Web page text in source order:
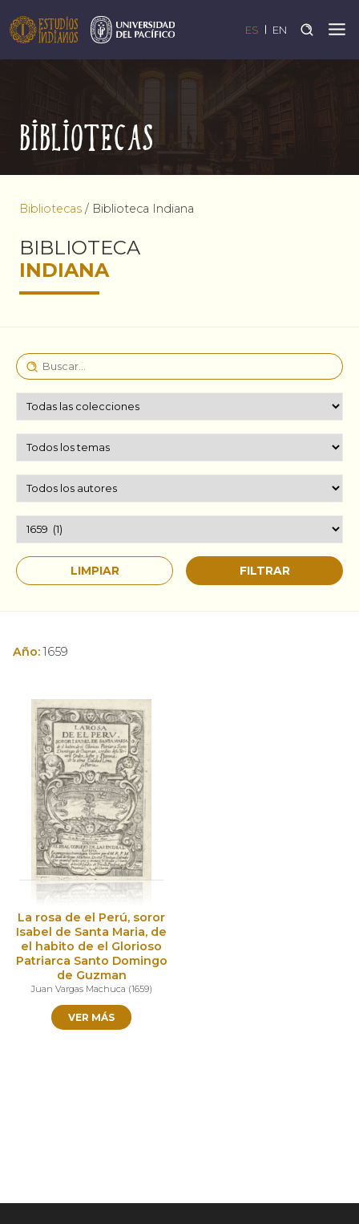
ES EN
Bibliotecas
Bibliotecas / Biblioteca Indiana
BIBLIOTECA
INDIANA
Año:1659
La rosa de el Perú, soror
Isabel de Santa Maria, de
el habito de el Glorioso
Patriarca Santo Domingo
de Guzman
Juan Vargas Machuca (1659)
VER MÁS